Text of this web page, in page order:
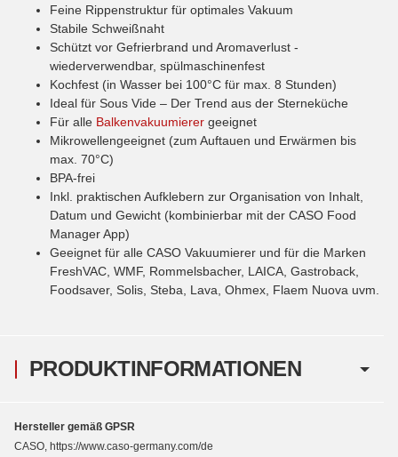
PRODUKTINFORMATIONEN
Feine Rippenstruktur für optimales Vakuum
Stabile Schweißnaht
Schützt vor Gefrierbrand und Aromaverlust -
wiederverwendbar, spülmaschinenfest
Kochfest (in Wasser bei 100°C für max. 8 Stunden)
Ideal für Sous Vide – Der Trend aus der Sterneküche
Für alle Balkenvakuumierer geeignet
Mikrowellengeeignet (zum Auftauen und Erwärmen bis
max. 70°C)
BPA-frei
Inkl. praktischen Aufklebern zur Organisation von Inhalt,
Datum und Gewicht (kombinierbar mit der CASO Food
Manager App)
Geeignet für alle CASO Vakuumierer und für die Marken
FreshVAC, WMF, Rommelsbacher, LAICA, Gastroback,
Foodsaver, Solis, Steba, Lava, Ohmex, Flaem Nuova uvm.
Hersteller gemäß GPSR
CASO, https://www.caso-germany.com/de